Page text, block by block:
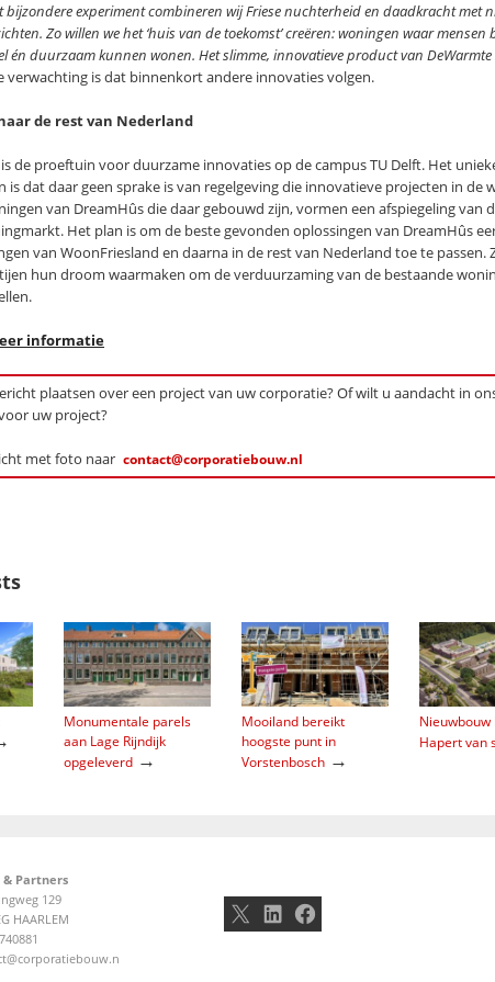
bijzondere experiment combineren wij Friese nuchterheid en daadkracht met
Zo willen we het ‘huis van de toekomst’ creëren: woningen waar mensen
én duurzaam kunnen wonen. Het slimme, innovatieve product van
verwachting is dat binnenkort andere innovaties volgen.
de rest van Nederland
is de proeftuin voor duurzame innovaties op de campus TU Delft. Het
is dat daar geen sprake is van regelgeving die innovatieve projecten in de
van DreamHûs die daar gebouwd zijn, vormen een afspiegeling van
Het plan is om de beste gevonden oplossingen van DreamHûs
van WoonFriesland en daarna in de rest van Nederland toe te passen.
hun droom waarmaken om de verduurzaming van de bestaande
informatie
plaatsen over een project van uw corporatie? Of wilt u aandacht in
uw project?
met foto naar contact@corporatiebouw.nl
Monumentale parels
aan Lage Rijndijk
opgeleverd →
Mooiland bereikt
hoogste punt in
Vorstenbosch →
Hapert van
& Partners
129
HAARLEM
X LinkedIn
Facebook